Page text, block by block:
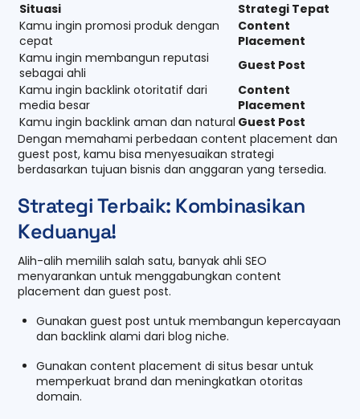
Situasi
Strategi Tepat
Kamu ingin promosi produk dengan
cepat
Content
Placement
Kamu ingin membangun reputasi
sebagai ahli
Guest Post
Kamu ingin backlink otoritatif dari
media besar
Content
Placement
Kamu ingin backlink aman dan natural Guest Post
Dengan memahami perbedaan content placement dan
guest post, kamu bisa menyesuaikan strategi
berdasarkan tujuan bisnis dan anggaran yang tersedia.
Strategi Terbaik: Kombinasikan
Keduanya!
Alih-alih memilih salah satu, banyak ahli SEO
menyarankan untuk menggabungkan content
placement dan guest post.
Gunakan guest post untuk membangun kepercayaan
dan backlink alami dari blog niche.
Gunakan content placement di situs besar untuk
memperkuat brand dan meningkatkan otoritas
domain.